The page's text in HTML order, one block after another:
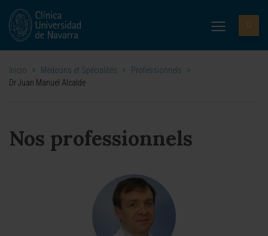
Inicio > Médecins et Spécialités > Professionnels
>
Dr Juan Manuel Alcalde
Nos professionnels